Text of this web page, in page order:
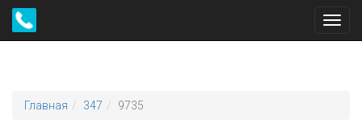
Главная 347 9735